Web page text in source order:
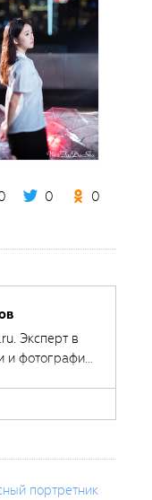
0
0
Эксперт в
и фотографии,
2007 года.
обучающих
портретник